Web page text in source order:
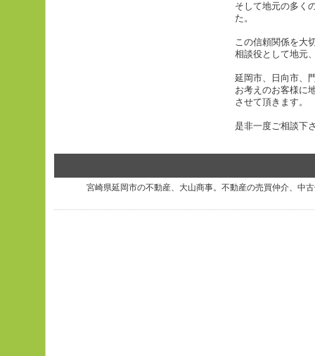
そして地元の多く
た。
この信頼関係を大
相談役として地元
延岡市、日向市、
お考えのお客様に
させて頂きます。
是非一度ご相談下
宮崎県延岡市の不動産、大山商事。不動産の売買仲介、中